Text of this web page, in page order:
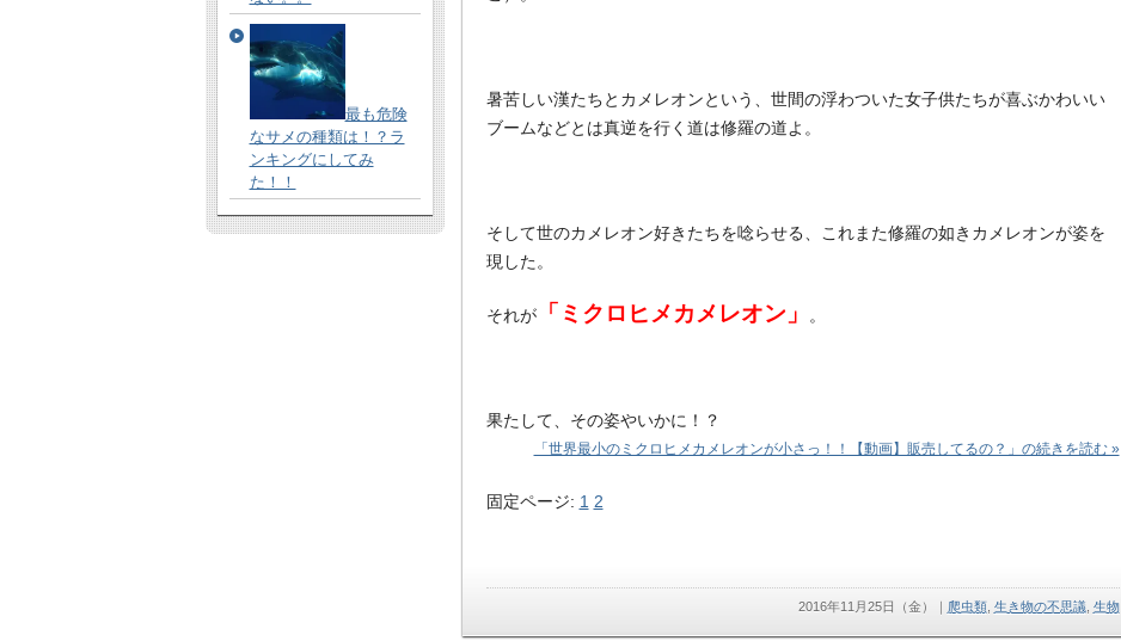
暑苦しい漢たちとカメレオンという、世間の浮わついた女子供たちが喜ぶかわいい
ブームなどとは真逆を行く道は修羅の道よ。
そして世のカメレオン好きたちを唸らせる、これまた修羅の如きカメレオンが姿を
現した。
それが「ミクロヒメカメレオン」 。
果たして、その姿やいかに！？
「世界最小のミクロヒメカメレオンが小さっ！！【動画】販売してるの？」の続きを読む »
固定ページ: 1 2
2016年11月25日（金） 爬虫類, 生き物の不思議, 生物
最も危険
なサメの種類は！？ラ
ンキングにしてみ
た！！